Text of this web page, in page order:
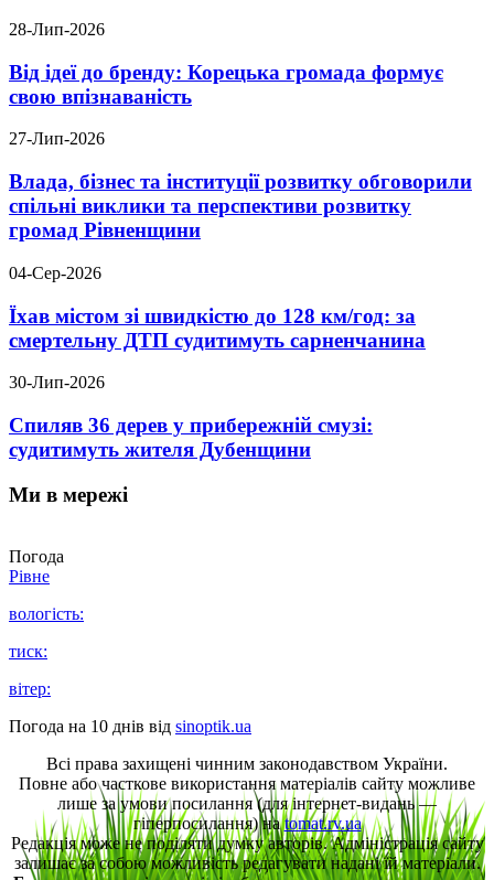
28-Лип-2026
Від ідеї до бренду: Корецька громада формує
свою впізнаваність
27-Лип-2026
Влада, бізнес та інституції розвитку обговорили
спільні виклики та перспективи розвитку
громад Рівненщини
04-Сер-2026
Їхав містом зі швидкістю до 128 км/год: за
смертельну ДТП судитимуть сарненчанина
30-Лип-2026
Спиляв 36 дерев у прибережній смузі:
судитимуть жителя Дубенщини
Ми в мережі
Погода
Рівне
вологість:
тиск:
вітер:
Погода на 10 днів від sinoptik.ua
Всі права захищені чинним законодавством України.
Повне або часткове використання матеріалів сайту можливе
лише за умови посилання (для інтернет-видань —
гіперпосилання) наtomat.rv.ua
Редакція може не поділяти думку авторів. Адміністрація сайту
залишає за собою можливість редагувати надані їй матеріали.